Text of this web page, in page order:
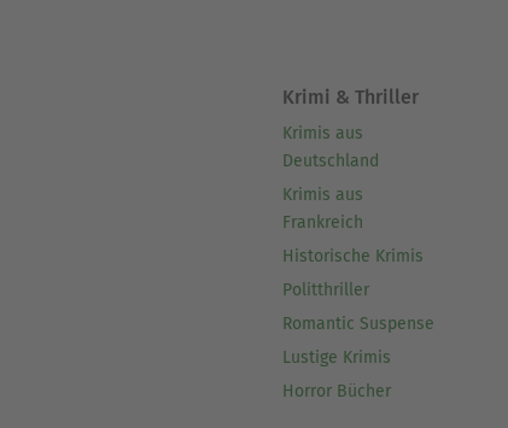
Krimi & Thriller
Krimis aus
Deutschland
Krimis aus
Frankreich
Historische Krimis
Politthriller
Romantic Suspense
Lustige Krimis
Horror Bücher